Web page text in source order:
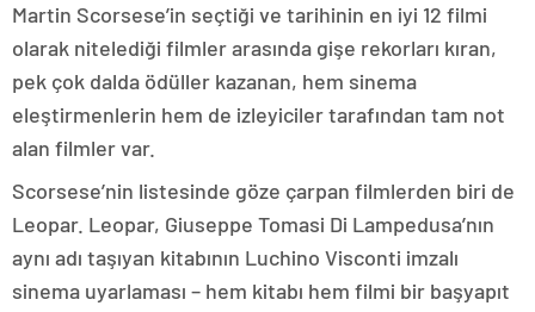
Martin Scorsese’in seçtiği ve tarihinin en iyi 12 filmi
olarak nitelediği filmler arasında gişe rekorları kıran,
pek çok dalda ödüller kazanan, hem sinema
eleştirmenlerin hem de izleyiciler tarafından tam not
alan filmler var.
Scorsese’nin listesinde göze çarpan filmlerden biri de
Leopar. Leopar, Giuseppe Tomasi Di Lampedusa’nın
aynı adı taşıyan kitabının Luchino Visconti imzalı
sinema uyarlaması – hem kitabı hem filmi bir başyapıt